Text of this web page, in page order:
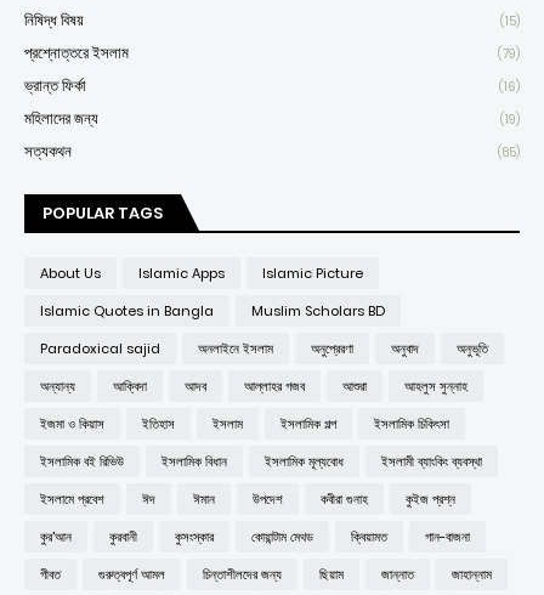
নিষিদ্ধ বিষয় (15)
প্রশ্নোত্তরে ইসলাম (79)
ভ্রান্ত ফির্কা (16)
মহিলাদের জন্য (19)
সত্যকথন (85)
POPULAR TAGS
About Us Islamic Apps
Islamic Picture
Islamic Quotes in Bangla
Muslim Scholars BD
Paradoxical sajid
অনলাইনে ইসলাম অনুপ্রেরণা অনুবাদ
অনুভূতি
অন্যান্য
আক্বিদা আদব আল্লাহর গজব আশুরা
আহলুস সুন্নাহ
ইজমা ও কিয়াস
ইতিহাস ইসলাম ইসলামিক গল্প
ইসলামিক চিকিৎসা
ইসলামিক বই রিভিউ
ইসলামিক বিধান ইসলামিক মূল্যবোধ
ইসলামী ব্যাংকিং ব্যবস্থা
ইসলামে প্রবেশ
ঈদ ঈমান উপদেশ কবীরা গুনাহ
কুইজ প্রশ্ন
কুর'আন
কুরবানী কুসংস্কার কোয়ান্টাম মেথড ক্বিয়ামত
গান-বাজনা
গীবত
গুরুত্বপূর্ণ আমল চিন্তাশীলদের জন্য ছিয়াম জান্নাত
জাহান্নাম